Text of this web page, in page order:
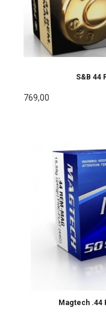
S&B 44
769,00
Magtech .44